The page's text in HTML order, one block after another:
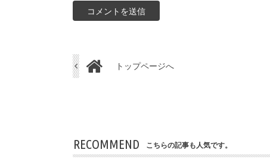
トップページへ
RECOMMEND こちらの記事も人気です。